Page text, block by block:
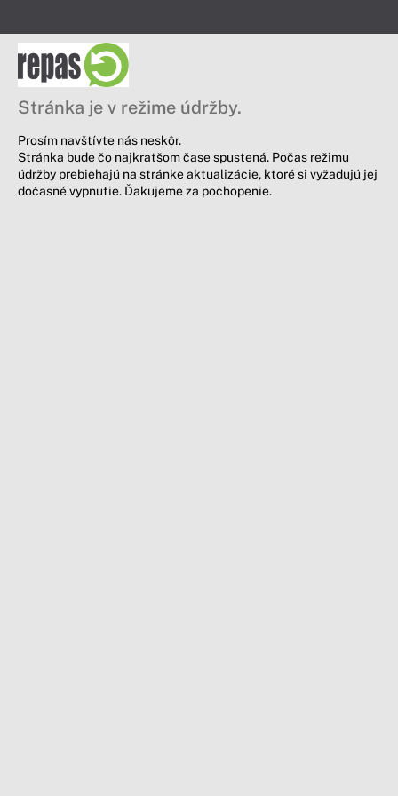
Stránka je v režime údržby.
Prosím navštívte nás neskôr.
Stránka bude čo najkratšom čase spustená. Počas režimu
údržby prebiehajú na stránke aktualizácie, ktoré si vyžadujú jej
dočasné vypnutie. Ďakujeme za pochopenie.